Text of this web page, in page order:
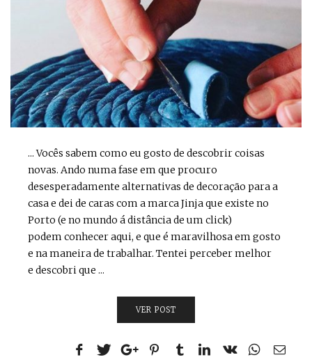
... Vocês sabem como eu gosto de descobrir coisas
novas. Ando numa fase em que procuro
desesperadamente alternativas de decoração para a
casa e dei de caras com a marca Jinja que existe no
Porto (e no mundo á distância de um click)
podem conhecer aqui, e que é maravilhosa em gosto
e na maneira de trabalhar. Tentei perceber melhor
e descobri que ...
VER POST